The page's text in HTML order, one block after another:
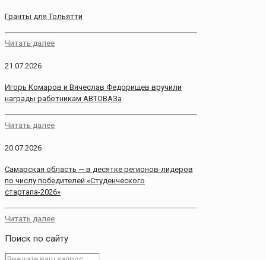
Гранты для Тольятти
Читать далее
21.07.2026
Игорь Комаров и Вячеслав Федорищев вручили
награды работникам АВТОВАЗа
Читать далее
20.07.2026
Самарская область — в десятке регионов-лидеров
по числу победителей «Студенческого
стартапа-2026»
Читать далее
Поиск по сайту